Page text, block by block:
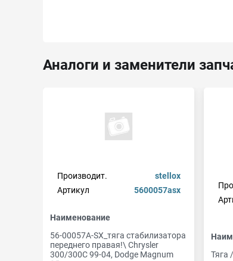
Аналоги и заменители
Производит.
stellox
Артикул
5600057asx
Наименование
56-00057A-SX_тяга стабилизатора
переднего правая!\ Chrysler
300/300С 99-04, Dodge Magnum
Тяга